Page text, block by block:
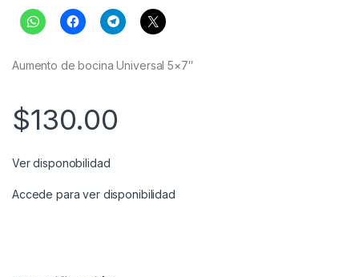
Aumento de bocina Universal 5×7″
$130.00
Ver disponobilidad
Accede para ver disponibilidad